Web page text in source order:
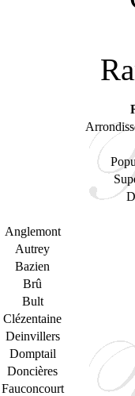
Anglemont
Autrey
Bazien
Brû
Bult
Clézentaine
Deinvillers
Domptail
Doncières
Fauconcourt